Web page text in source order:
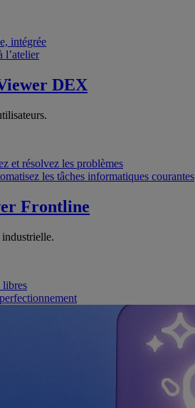
intégrée
l’atelier
DEX
et résolvez les problèmes
les tâches informatiques courantes
Frontline
libres